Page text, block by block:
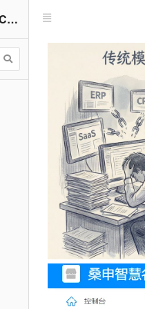
桑申科技-智慧小程序商城企微SCRM管理企业网站系统操作手册